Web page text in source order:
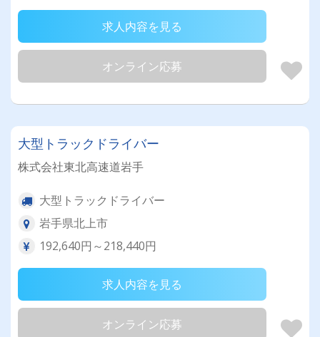
求人内容を見る
オンライン応募
大型トラックドライバー
株式会社東北高速道岩手
大型トラックドライバー
岩手県北上市
192,640円～218,440円
求人内容を見る
オンライン応募